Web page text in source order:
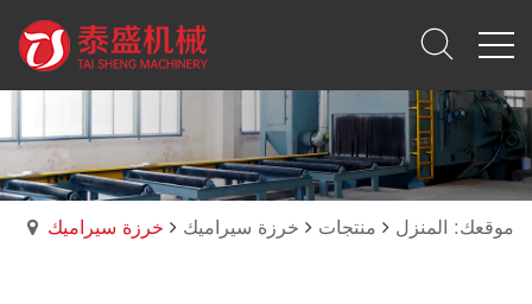
موقعك: المنزل منتجات خرزة سيراميك خرزة سيراميك